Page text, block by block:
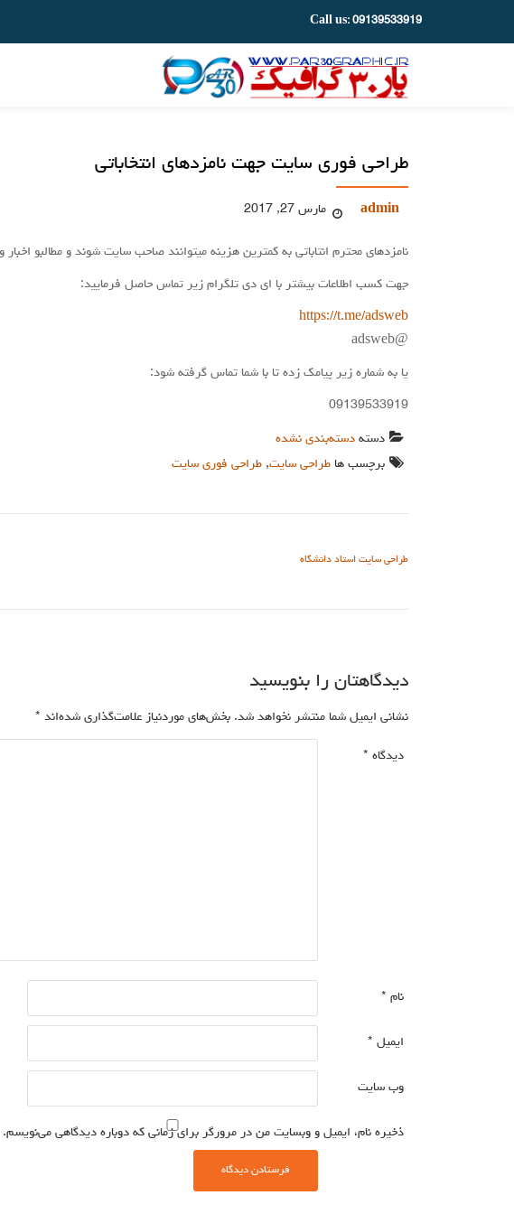
Skip
Call us: 09139533919
طراحی فوری سایت جهت نامزدهای انتخاباتی
admin مارس 27, 2017
نامزدهای محترم انتاباتی به کمترین هزینه میتوانند صاحب سایت شوند و مطالبو
جهت کسب اطلاعات بیشتر با ای دی تلگرام زیر تماس حاصل فرمایید:
https://t.me/adsweb
@adsweb
یا به شماره زیر پیامک زده تا با شما تماس گرفته شود:
09139533919
دسته دسته‌بندی نشده
برچسب ها طراحی سایت, طراحی فوری سایت
طراحی سایت استاد دانشگاه
دیدگاهتان را بنویسید
نشانی ایمیل شما منتشر نخواهد شد. بخش‌های موردنیاز علامت‌گذاری شده‌اند *
دیدگاه *
نام *
ایمیل *
وب‌ سایت
ذخیره نام، ایمیل و وبسایت من در مرورگر برای زمانی که دوباره دیدگاهی می‌نویسم.